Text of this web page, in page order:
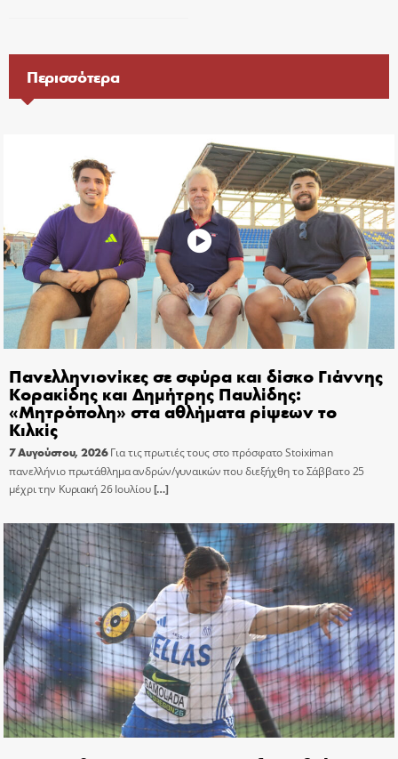
Περισσότερα
Πανελληνιονίκες σε σφύρα και δίσκο Γιάννης
Κορακίδης και Δημήτρης Παυλίδης:
«Μητρόπολη» στα αθλήματα ρίψεων το
Κιλκίς
7 Αυγούστου, 2026 Για τις πρωτιές τους στο πρόσφατο Stoiximan
πανελλήνιο πρωτάθλημα ανδρών/γυναικών που διεξήχθη το Σάββατο 25
μέχρι την Κυριακή 26 Ιουλίου[…]